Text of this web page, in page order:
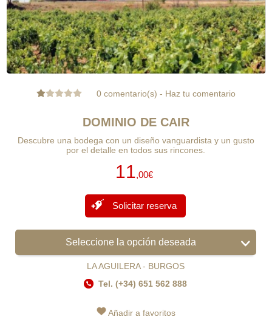
tu cuenta
0 comentario(s) - Haz tu comentario
DOMINIO DE CAIR
Descubre una bodega con un diseño vanguardista y un gusto
por el detalle en todos sus rincones.
11,00€
Solicitar reserva
Seleccione la opción deseada
LA AGUILERA - BURGOS
Tel. (+34) 651 562 888
Añadir a favoritos